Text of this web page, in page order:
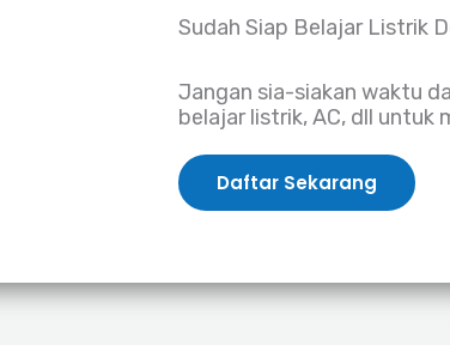
Sudah Siap Belajar Listrik
Jangan sia-siakan waktu
belajar listrik, AC, dll untuk
Daftar Sekarang